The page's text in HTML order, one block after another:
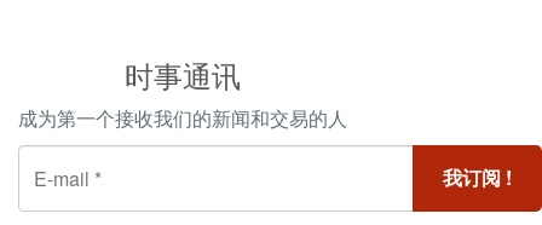
时事通讯
成为第一个接收我们的新闻和交易的人